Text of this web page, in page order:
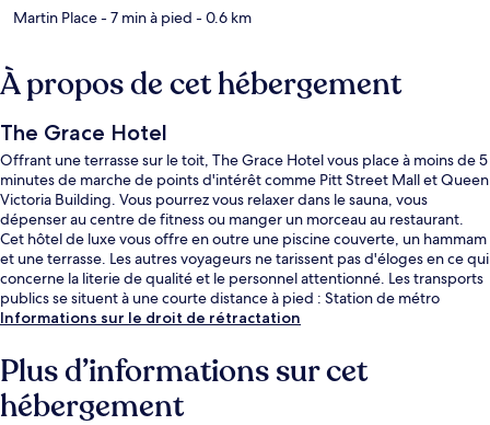
Martin Place- 7 min à pied - 0.6 km
À propos de cet hébergement
The Grace Hotel
Offrant une terrasse sur le toit, The Grace Hotel vous place à moins de 5
minutes de marche de points d'intérêt comme Pitt Street Mall et Queen
Victoria Building. Vous pourrez vous relaxer dans le sauna, vous
dépenser au centre de fitness ou manger un morceau au restaurant.
Cet hôtel de luxe vous offre en outre une piscine couverte, un hammam
et une terrasse. Les autres voyageurs ne tarissent pas d'éloges en ce qui
concerne la literie de qualité et le personnel attentionné. Les transports
publics se situent à une courte distance à pied : Station de métro
Wynyard est à 5 min et Station de métro Town Hall, à 8 min.
Informations sur le droit de rétractation
Plus d’informations sur cet
hébergement